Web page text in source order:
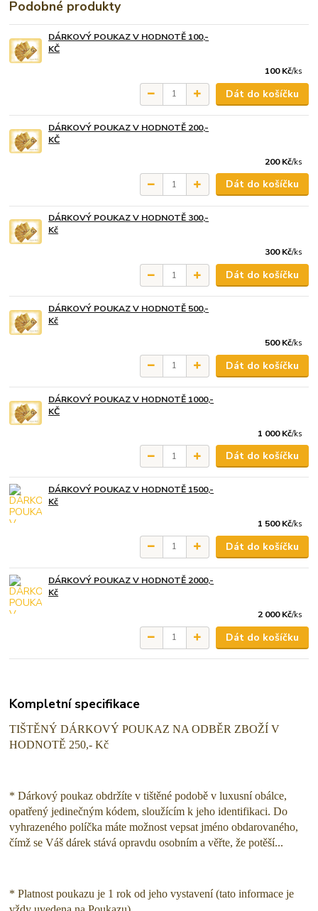
Podobné produkty
DÁRKOVÝ POUKAZ V HODNOTĚ 100,-
KČ
100 Kč/ks
Dát do košíčku
DÁRKOVÝ POUKAZ V HODNOTĚ 200,-
KČ
200 Kč/ks
Dát do košíčku
DÁRKOVÝ POUKAZ V HODNOTĚ 300,-
Kč
300 Kč/ks
Dát do košíčku
DÁRKOVÝ POUKAZ V HODNOTĚ 500,-
Kč
500 Kč/ks
Dát do košíčku
DÁRKOVÝ POUKAZ V HODNOTĚ 1000,-
KČ
1 000 Kč/ks
Dát do košíčku
DÁRKOVÝ POUKAZ V HODNOTĚ 1500,-
Kč
1 500 Kč/ks
Dát do košíčku
DÁRKOVÝ POUKAZ V HODNOTĚ 2000,-
Kč
2 000 Kč/ks
Dát do košíčku
Kompletní specifikace
TIŠTĚNÝ DÁRKOVÝ POUKAZ NA ODBĚR ZBOŽÍ V
HODNOTĚ 250,- Kč
* Dárkový poukaz obdržíte v tištěné podobě v luxusní obálce,
opatřený jedinečným kódem, sloužícím k jeho identifikaci. Do
vyhrazeného políčka máte možnost vepsat jméno obdarovaného,
čímž se Váš dárek stává opravdu osobním a věřte, že potěší...
* Platnost poukazu je 1 rok od jeho vystavení (tato informace je